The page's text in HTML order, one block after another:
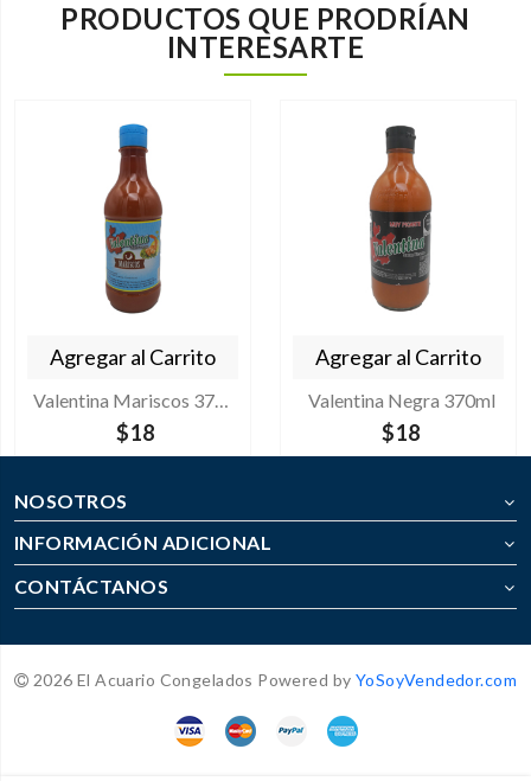
PRODUCTOS QUE PRODRÍAN
INTERESARTE
Agregar al Carrito
Valentina Mariscos 370ml
$18
Agregar al Carrito
Valentina Negra 370ml
$18
NOSOTROS
INFORMACIÓN ADICIONAL
CONTÁCTANOS
2026 El Acuario Congelados Powered by YoSoyVendedor.com